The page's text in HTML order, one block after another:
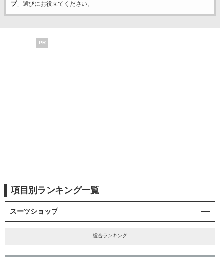
プ」選びにお役立てください。
PR
項目別ランキング一覧
スーツショップ
総合ランキング